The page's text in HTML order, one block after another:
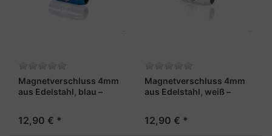
Magnetverschluss 4mm
aus Edelstahl, blau –
12,90 € *
Magnetverschluss 4mm
aus Edelstahl, weiß –
12,90 € *